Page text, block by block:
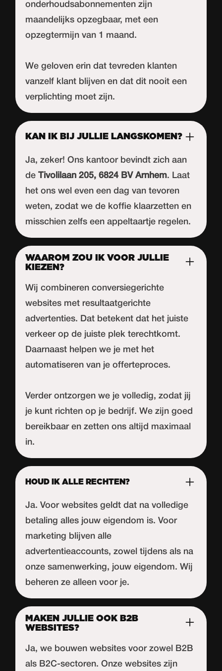
onderhoudsabonnementen zijn
maandelijks opzegbaar, met een
opzegtermijn van 1 maand.
We geloven erin dat tevreden klanten
vanzelf klant blijven en dat dit nooit een
verplichting moet zijn.
KAN IK BIJ JULLIE LANGSKOMEN?
Ja, zeker! Ons kantoor bevindt zich aan
de
Tivolilaan 205, 6824 BV Arnhem. Laat
het ons wel even een dag van tevoren
weten, zodat we de koffie klaarzetten en
misschien zelfs een appeltaartje regelen.
WAAROM ZOU IK VOOR JULLIE
KIEZEN?
Wij combineren conversiegerichte
websites met resultaatgerichte
advertenties. Dat betekent dat het juiste
verkeer op de juiste plek terechtkomt.
Daarnaast helpen we je met het
automatiseren van je offerteproces.
Verder ontzorgen we je volledig, zodat jij
je kunt richten op je bedrijf. We zijn goed
bereikbaar en zetten ons altijd maximaal
in.
HOUD IK ALLE RECHTEN?
Ja. Voor websites geldt dat na volledige
betaling alles jouw eigendom is. Voor
marketing blijven alle
advertentieaccounts, zowel tijdens als na
onze samenwerking, jouw eigendom. Wij
beheren ze alleen voor je.
MAKEN JULLIE OOK B2B
WEBSITES?
Ja, we bouwen websites voor zowel B2B
als B2C-sectoren. Onze websites zijn